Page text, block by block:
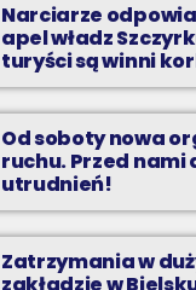
Narciarze
apel władz
turyści są winni
Od soboty nowa
ruchu. Przed nami
utrudnień!
Zatrzymania w